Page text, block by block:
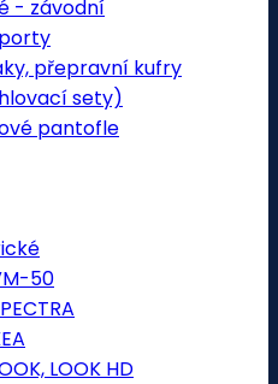
- závodní
přepravní kufry
sety)
pantofle
50
LOOK HD